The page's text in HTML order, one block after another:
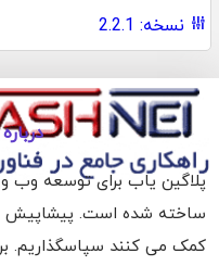
نسخه: 2.2.1
پلاگین یاب برای توسعه وب
ساخته شده است. پیشاپیش از
کمک می کنند سپاسگذاریم.